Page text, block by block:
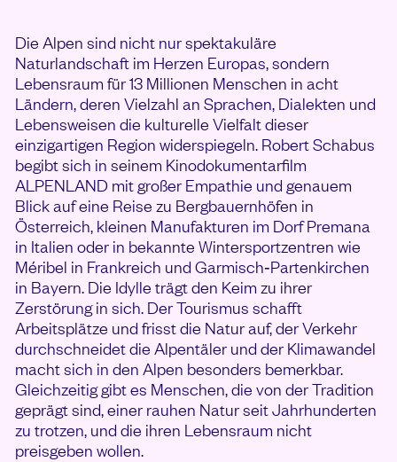
Die Alpen sind nicht nur spektakuläre
Naturlandschaft im Herzen Europas, sondern
Lebensraum für 13 Millionen Menschen in acht
Ländern, deren Vielzahl an Sprachen, Dialekten und
Lebensweisen die kulturelle Vielfalt dieser
einzigartigen Region widerspiegeln. Robert Schabus
begibt sich in seinem Kinodokumentarfilm
ALPENLAND mit großer Empathie und genauem
Blick auf eine Reise zu Bergbauernhöfen in
Österreich, kleinen Manufakturen im Dorf Premana
in Italien oder in bekannte Wintersportzentren wie
Méribel in Frankreich und Garmisch‐Partenkirchen
in Bayern. Die Idylle trägt den Keim zu ihrer
Zerstörung in sich. Der Tourismus schafft
Arbeitsplätze und frisst die Natur auf, der Verkehr
durchschneidet die Alpentäler und der Klimawandel
macht sich in den Alpen besonders bemerkbar.
Gleichzeitig gibt es Menschen, die von der Tradition
geprägt sind, einer rauhen Natur seit Jahrhunderten
zu trotzen, und die ihren Lebensraum nicht
preisgeben wollen.